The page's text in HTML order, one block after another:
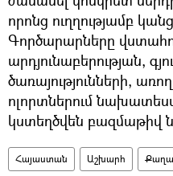
որոնց ուղղությամբ
Գործարարները
արդյունաբերության,
ծառայությունների,
ոլորտներում
կստեղծվեն
Հայաստան Աշխարհ